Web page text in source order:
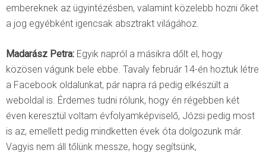
embereknek az ügyintézésben, valamint közelebb hozni őket
a jog egyébként igencsak absztrakt világához.
Madarász Petra: Egyik napról a másikra dőlt el, hogy
közösen vágunk bele ebbe. Tavaly február 14-én hoztuk létre
a Facebook oldalunkat, pár napra rá pedig elkészült a
weboldal is. Érdemes tudni rólunk, hogy én régebben két
éven keresztül voltam évfolyamképviselő, Józsi pedig most
is az, emellett pedig mindketten évek óta dolgozunk már.
Vagyis nem áll tőlünk messze, hogy segítsünk,